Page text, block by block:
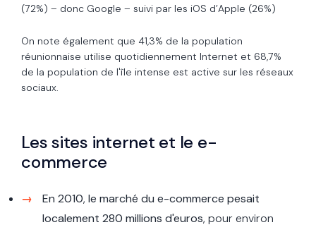
(72%) – donc Google – suivi par les iOS d’Apple (26%)
On note également que 41,3% de la population
réunionnaise utilise quotidiennement Internet et 68,7%
de la population de l'île intense est active sur les réseaux
sociaux.
Les sites internet et le e-
commerce
En 2010, le marché du e-commerce pesait
localement 280 millions d'euros, pour environ